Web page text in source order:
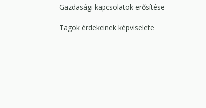
Gazdasági kapcsolatok erősítése
Tagok érdekeinek képviselete